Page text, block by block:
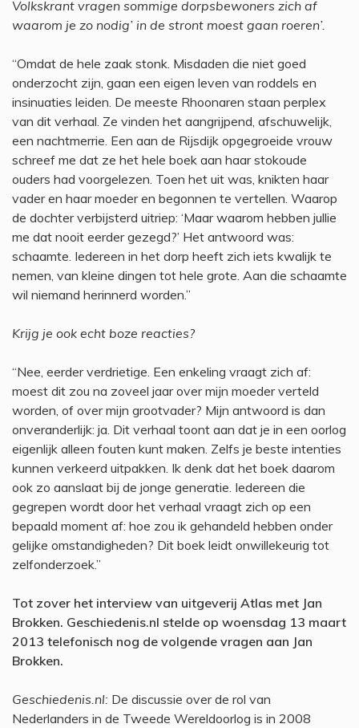
Volkskrant vragen sommige dorpsbewoners zich af
waarom je zo nodig’ in de stront moest gaan roeren’.
“Omdat de hele zaak stonk. Misdaden die niet goed
onderzocht zijn, gaan een eigen leven van roddels en
insinuaties leiden. De meeste Rhoonaren staan perplex
van dit verhaal. Ze vinden het aangrijpend, afschuwelijk,
een nachtmerrie. Een aan de Rijsdijk opgegroeide vrouw
schreef me dat ze het hele boek aan haar stokoude
ouders had voorgelezen. Toen het uit was, knikten haar
vader en haar moeder en begonnen te vertellen. Waarop
de dochter verbijsterd uitriep: ‘Maar waarom hebben jullie
me dat nooit eerder gezegd?’ Het antwoord was:
schaamte. Iedereen in het dorp heeft zich iets kwalijk te
nemen, van kleine dingen tot hele grote. Aan die schaamte
wil niemand herinnerd worden.”
Krijg je ook echt boze reacties?
“Nee, eerder verdrietige. Een enkeling vraagt zich af:
moest dit zou na zoveel jaar over mijn moeder verteld
worden, of over mijn grootvader? Mijn antwoord is dan
onveranderlijk: ja. Dit verhaal toont aan dat je in een oorlog
eigenlijk alleen fouten kunt maken. Zelfs je beste intenties
kunnen verkeerd uitpakken. Ik denk dat het boek daarom
ook zo aanslaat bij de jonge generatie. Iedereen die
gegrepen wordt door het verhaal vraagt zich op een
bepaald moment af: hoe zou ik gehandeld hebben onder
gelijke omstandigheden? Dit boek leidt onwillekeurig tot
zelfonderzoek.”
Tot zover het interview van uitgeverij Atlas met Jan
Brokken. Geschiedenis.nl stelde op woensdag 13 maart
2013 telefonisch nog de volgende vragen aan Jan
Brokken.
Geschiedenis.nl: De discussie over de rol van
Nederlanders in de Tweede Wereldoorlog is in 2008